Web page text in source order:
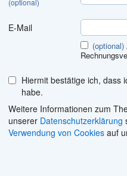
(optional)
E-Mail
(optional)
Hiermit bestätige ich, dass
habe.
Weitere Informationen zum
unserer Datenschutzerklärung
Verwendung von Cookies